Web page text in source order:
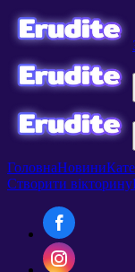
ГоловнаНовини
Створити вікторину